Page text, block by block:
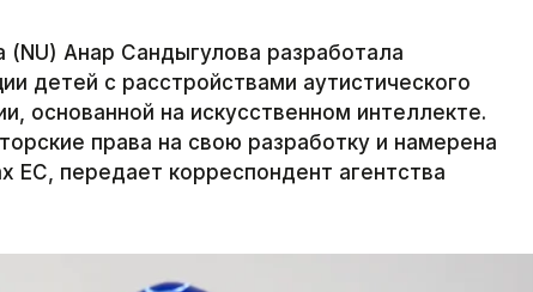
Анар Сандыгулова разработала
детей с расстройствами аутистического
основанной на искусственном интеллекте.
права на свою разработку и намерена
ЕС, передает корреспондент агентства